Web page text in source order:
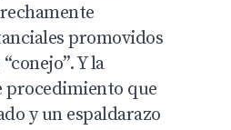
promovidos
Y la
procedimiento que
y un espaldarazo